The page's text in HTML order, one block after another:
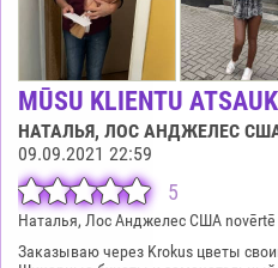
MŪSU KLIENTU
НАТАЛЬЯ, ЛОС АНДЖЕЛЕС
09.09.2021 22:59
5
Наталья, Лос Анджелес США novērtē
Заказываю через Krokus цветы